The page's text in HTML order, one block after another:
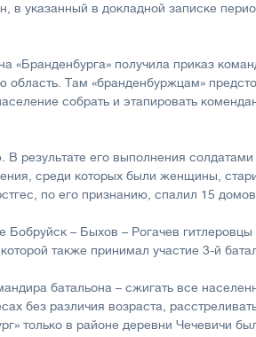
в указанный в докладной записке
«Бранденбурга» получила приказ
Там «бранденбуржцам»
собрать и этапировать
В результате его выполнения
среди которых были женщины,
по его признанию, спалил 15 домов.
Бобруйск – Быхов – Рогачев
также принимал участие 3-й
батальона – сжигать все
без различия возраста,
только в районе деревни Чечевичи